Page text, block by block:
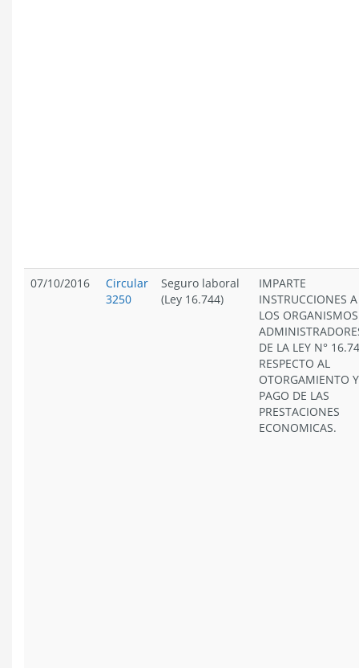
07/10/2016
Circular
3250
Seguro laboral
(Ley 16.744)
IMPARTE
INSTRUCCIONES A
LOS ORGANISMOS
DE LA LEY N°
RESPECTO AL
OTORGAMIENTO Y
PAGO DE LAS
PRESTACIONES
ECONOMICAS.